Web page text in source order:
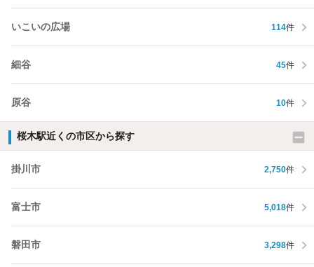
いこいの広場 114件
細谷 45件
原谷 10件
桜木駅近くの市区から探す
掛川市 2,750件
富士市 5,018件
磐田市 3,298件